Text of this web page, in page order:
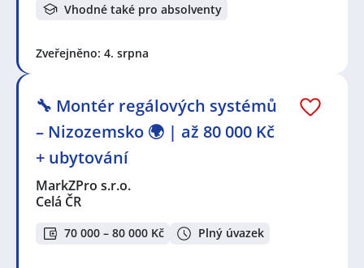
Vhodné také pro absolventy
Zveřejněno: 4. srpna
🔧 Montér regálových systémů
– Nizozemsko 🌍 | až 80 000 Kč
+ ubytování
MarkZPro s.r.o.
Celá ČR
70 000 – 80 000 Kč Plný úvazek